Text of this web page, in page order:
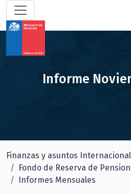
Informe
Finanzas y asuntos
Fondo de Reserva de
Informes Mensuales